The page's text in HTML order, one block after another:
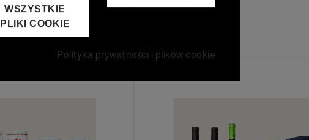
WSZYSTKIE
PLIKI COOKIE
Polityka prywatności i plików cookie